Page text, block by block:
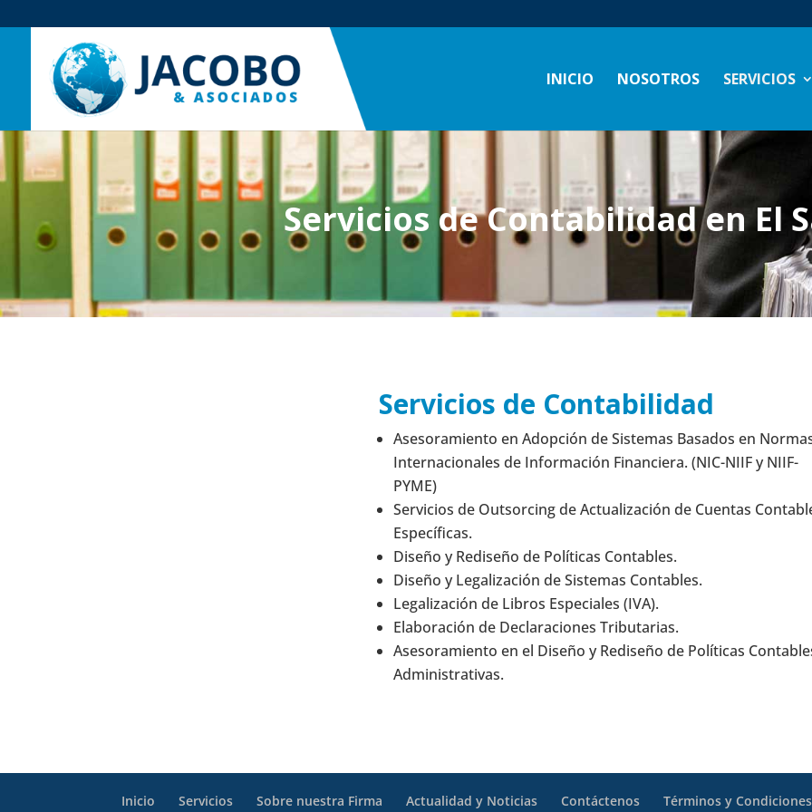
INICIO NOSOTROS SERVICIOS
Servicios de Contabilidad en El
Servicios de Contabilidad
Asesoramiento en Adopción de Sistemas Basados en
Internacionales de Información Financiera. (NIC-NIIF y NIIF-
PYME)
Servicios de Outsorcing de Actualización de Cuentas
Específicas.
Diseño y Rediseño de Políticas Contables.
Diseño y Legalización de Sistemas Contables.
Legalización de Libros Especiales (IVA).
Elaboración de Declaraciones Tributarias.
Asesoramiento en el Diseño y Rediseño de Políticas
Administrativas.
Inicio Servicios Sobre nuestra Firma Actualidad y Noticias Contáctenos Términos y Condiciones